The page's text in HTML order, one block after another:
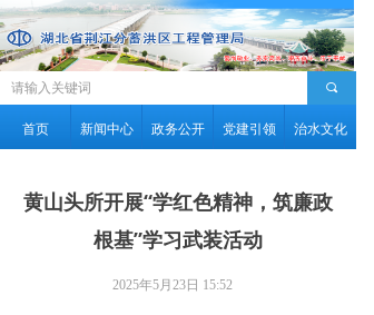
首页 新闻中心 政务公开 党建引领 治水文化
끠
黄山头所开展“学红色精神，筑廉政
根基”学习武装活动
2025年5月23日 15:52